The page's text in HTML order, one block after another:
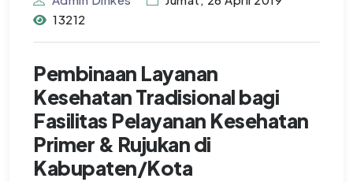
13212
Pembinaan Layanan
Kesehatan Tradisional bagi
Fasilitas Pelayanan Kesehatan
Primer & Rujukan di
Kabupaten/Kota